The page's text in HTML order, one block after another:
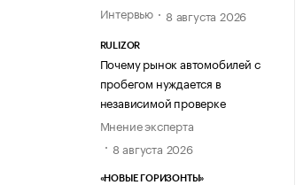
Интервью
8 августа 2026
RULIZOR
Почему рынок автомобилей с
пробегом нуждается в
независимой проверке
Мнение эксперта
8 августа 2026
«НОВЫЕ ГОРИЗОНТЫ»